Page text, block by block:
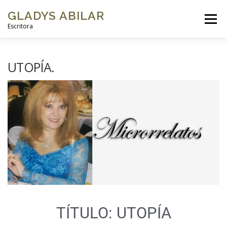
GLADYS ABILAR
Escritora
Menú
VIDEOS BLOG CONTACTO
UTOPÍA.
TÍTULO: UTOPÍA